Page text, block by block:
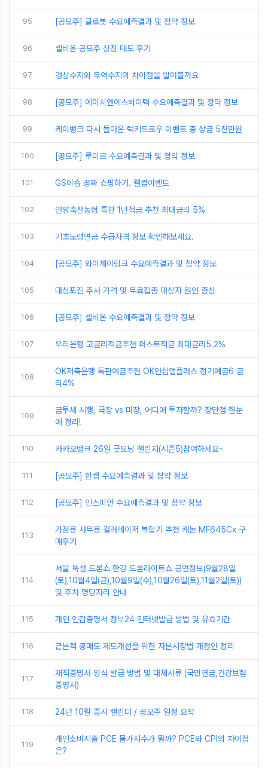
95 [공모주] 클로봇 수요예측결과 및 청약 정보
96 셀비온 공모주 상장 매도 후기
97 경상수지와 무역수지의 차이점을 알아볼까요
98 [공모주] 에이치엔에스하이텍 수요예측결과 및 청약 정보
99 케이뱅크 다시 돌아온 럭키드로우 이벤트 총 상금 5천만원
100 [공모주] 루미르 수요예측결과 및 청약 정보
101 GS이숍 공짜 쇼핑하기. 웰컴이벤트
102 안양축산농협 특판 1년적금 추천 최대금리 5%
103 기초노령연금 수급자격 정보 확인해보세요.
104 [공모주] 와이제이링크 수요예측결과 및 청약 정보
105 대상포진 주사 가격 및 무료접종 대상자 원인 증상
106 [공모주] 셀비온 수요예측결과 및 청약 정보
107 우리은행 고금리적금추천 퍼스트적금 최대금리5.2%
108
OK저축은행 특판예금추천 OK안심앱플러스 정기예금6 금
리4%
109
금투세 시행, 국장 vs 미장, 어디에 투자할까? 장단점 한눈
에 정리!
110 카카오뱅크 26일 굿모닝 챌린지(시즌5)참여하세요~
111 [공모주] 한켐 수요예측결과 및 청약 정보
112 [공모주] 인스피언 수요예측결과 및 청약 정보
113
가정용 사무용 컬러레이저 복합기 추천 캐논 MF645Cx 구
매후기
114
서울 뚝섬 드론쇼 한강 드론라이트쇼 공연정보(9월28일
(토),10월4일(금),10월9일(수),10월26일(토),11월2일(토))
및 주차 명당자리 안내
115 개인 인감증명서 정부24 인터넷발급 방법 및 유효기간
116 근본적 공매도 제도개선을 위한 자본시장법 개정안 정리
117
재직증명서 양식 발급 방법 및 대체서류 (국민연금,건강보험
증명서)
118 24년 10월 증시 캘린더 / 공모주 일정 요약
119
개인소비지출 PCE 물가지수가 뭘까? PCE와 CPI의 차이점
은?